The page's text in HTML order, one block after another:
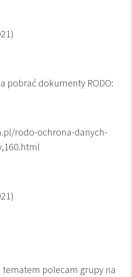
pobrać dokumenty RODO:
rodo-ochrona-danych-
polecam grupy na